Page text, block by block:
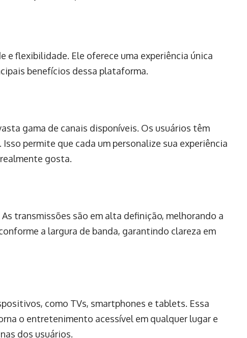
e flexibilidade. Ele oferece uma experiência única
benefícios dessa plataforma.
gama de canais disponíveis. Os usuários têm
permite que cada um personalize sua experiência
gosta.
transmissões são em alta definição, melhorando a
a largura de banda, garantindo clareza em
como TVs, smartphones e tablets. Essa
o entretenimento acessível em qualquer lugar e
dos usuários.